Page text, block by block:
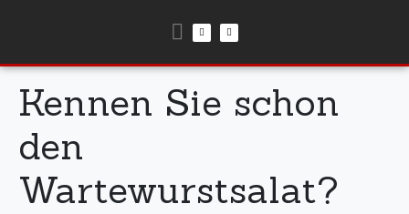
Kennen Sie schon
den
Wartewurstsalat?